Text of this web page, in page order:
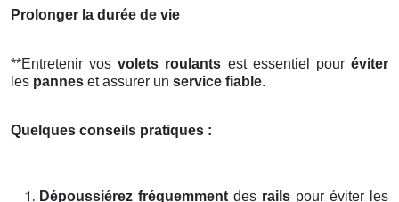
Prolonger la durée de vie
**Entretenir vosvolets roulants est essentiel pouréviter
les pannes et assurer un service fiable.
Quelques conseils pratiques :
Dépoussiérez fréquemment des rails pour éviter les